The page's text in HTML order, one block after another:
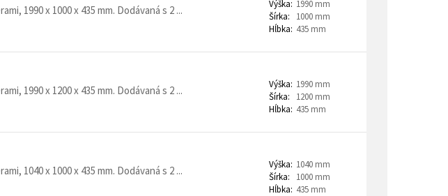
1990 x 1000 x 435 mm. Dodávaná s 2 ...
Výška: 1990 mm
Šírka:
1000 mm
Hĺbka: 435 mm
1990 x 1200 x 435 mm. Dodávaná s 2 ...
Výška: 1990 mm
Šírka:
1200 mm
Hĺbka: 435 mm
1040 x 1000 x 435 mm. Dodávaná s 2 ...
Výška: 1040 mm
Šírka:
1000 mm
Hĺbka: 435 mm